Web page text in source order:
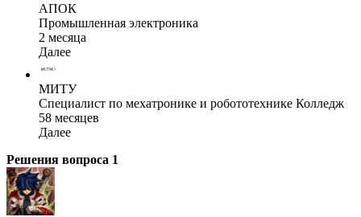
АПОК
Промышленная электроника
2 месяца
Далее
МИТУ
Специалист по мехатронике и робототехнике Колледж
58 месяцев
Далее
Решения вопроса 1